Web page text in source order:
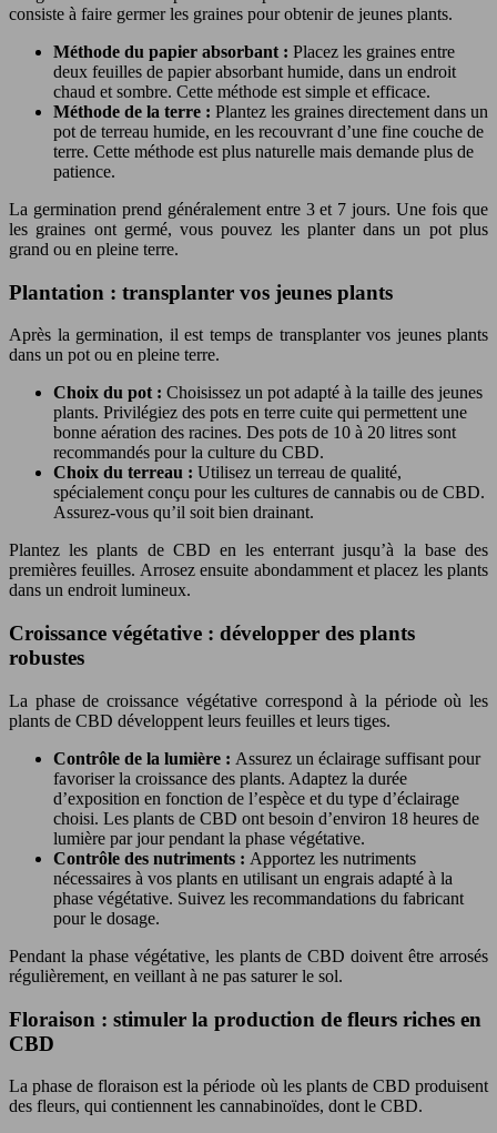
consiste à faire germer les graines pour obtenir de jeunes plants.
Méthode du papier absorbant : Placez les graines entre
deux feuilles de papier absorbant humide, dans un endroit
chaud et sombre. Cette méthode est simple et efficace.
Méthode de la terre : Plantez les graines directement dans un
pot de terreau humide, en les recouvrant d’une fine couche de
terre. Cette méthode est plus naturelle mais demande plus de
patience.
La germination prend généralement entre 3 et 7 jours. Une fois que
les graines ont germé, vous pouvez les planter dans un pot plus
grand ou en pleine terre.
Plantation : transplanter vos jeunes plants
Après la germination, il est temps de transplanter vos jeunes plants
dans un pot ou en pleine terre.
Choix du pot : Choisissez un pot adapté à la taille des jeunes
plants. Privilégiez des pots en terre cuite qui permettent une
bonne aération des racines. Des pots de 10 à 20 litres sont
recommandés pour la culture du CBD.
Choix du terreau : Utilisez un terreau de qualité,
spécialement conçu pour les cultures de cannabis ou de CBD.
Assurez-vous qu’il soit bien drainant.
Plantez les plants de CBD en les enterrant jusqu’à la base des
premières feuilles. Arrosez ensuite abondamment et placez les plants
dans un endroit lumineux.
Croissance végétative : développer des plants
robustes
La phase de croissance végétative correspond à la période où les
plants de CBD développent leurs feuilles et leurs tiges.
Contrôle de la lumière : Assurez un éclairage suffisant pour
favoriser la croissance des plants. Adaptez la durée
d’exposition en fonction de l’espèce et du type d’éclairage
choisi. Les plants de CBD ont besoin d’environ 18 heures de
lumière par jour pendant la phase végétative.
Contrôle des nutriments : Apportez les nutriments
nécessaires à vos plants en utilisant un engrais adapté à la
phase végétative. Suivez les recommandations du fabricant
pour le dosage.
Pendant la phase végétative, les plants de CBD doivent être arrosés
régulièrement, en veillant à ne pas saturer le sol.
Floraison : stimuler la production de fleurs riches en
CBD
La phase de floraison est la période où les plants de CBD produisent
des fleurs, qui contiennent les cannabinoïdes, dont le CBD.